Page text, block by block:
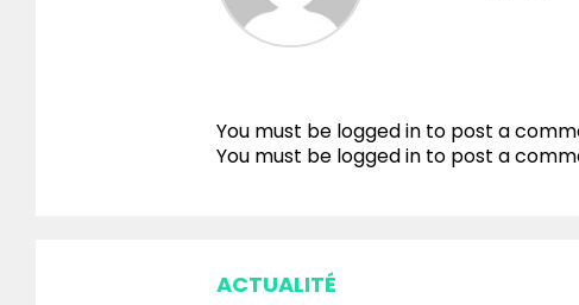
You must be logged in to post a
You must be logged in to post a
ACTUALITÉ